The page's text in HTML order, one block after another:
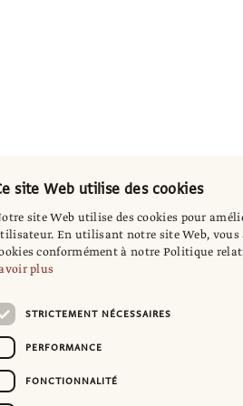
site Web utilise des cookies
site Web utilise des cookies pour
En utilisant notre site Web, vous
conformément à notre Politique
plus
STRICTEMENT NÉCESSAIRES
PERFORMANCE
FONCTIONNALITÉ